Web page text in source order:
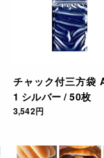
チャック付三方袋
1 シルバー / 50枚
3,542円